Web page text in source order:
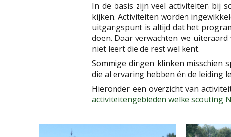
In de basis zijn veel activiteiten bij
kijken. Activiteiten worden
uitgangspunt is altijd dat het
doen. Daar verwachten we
niet leert die de rest wel kent.
Sommige dingen klinken misschien
die al ervaring hebben én de leiding
Hieronder een overzicht van
activiteitengebieden welke scouting